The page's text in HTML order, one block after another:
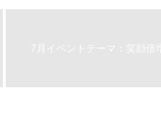
7月イベントテーマ：笑顔倍増